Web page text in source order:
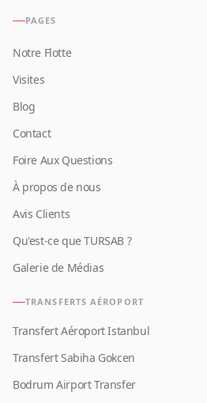
PAGES
Notre Flotte
Visites
Blog
Contact
Foire Aux Questions
À propos de nous
Avis Clients
Qu'est-ce que TURSAB ?
Galerie de Médias
TRANSFERTS AÉROPORT
Transfert Aéroport Istanbul
Transfert Sabiha Gokcen
Bodrum Airport Transfer